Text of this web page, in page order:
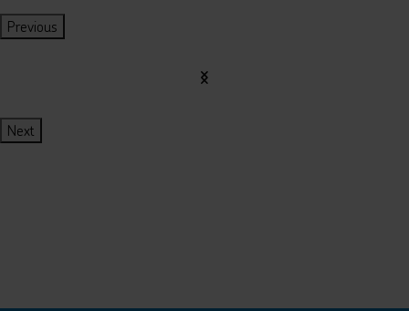
Previous
Next